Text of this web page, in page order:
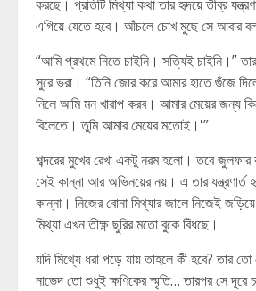
করছে। প্রতিটি মিথ্যা কথা তার হৃদয়ে তীব্র
এগিয়ে যেতে হবে। আঁচলে চোখ মুছে সে আবার
“আমি প্রথমে নিতে চাইনি। সত্যিই চাইনি।”
সুরে ভরা। “তিনি জোর করে আমার হাতে গুঁজে
নিলে আমি মন খারাপ করব। আমার মেয়ের জন্য
বিলেতে। তুমি আমার মেয়ের মতোই।'”
শব্দরের মুখের রেখা একটু নরম হলো। তবে জুলফার
সেই কান্না আর অভিনয়ের নয়। এ তার যন্ত্রণার্ত
কান্না। নিজের বোনা মিথ্যার জালে নিজেই
মিথ্যা এখন তীক্ষ্ণ ছুরির মতো বুকে বিঁধছে।
যদি মিথ্যে ধরা পড়ে যায় তাহলে কী হবে? তার
নাভেদ তো শুধুই ক্ষণিকের স্মৃতি… তারপর সে